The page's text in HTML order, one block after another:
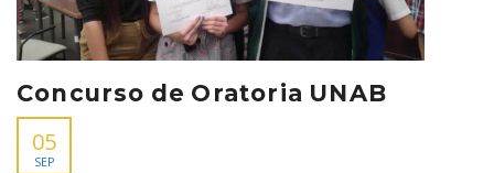
Concurso de Oratoria UNAB
05
SEP